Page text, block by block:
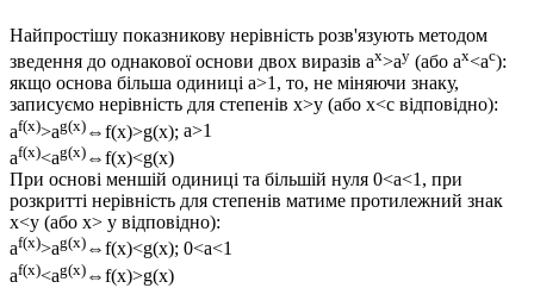
Найпростішу показникову нерівність розв'язують методом
зведення до однакової основи двох виразів ax>ay (або ax<ac):
якщо основа більша одиниці a>1 , то, не міняючи знаку,
записуємо нерівність для степенів x>y (або x<c відповідно):
af(x)>ag(x) ⇔f(x)>g(x); a>1
af(x)<ag(x) ⇔f(x)<g(x)
При основі меншій одиниці та більшій нуля 0<a<1 , при
розкритті нерівність для степенів матиме протилежний знак
x<y (або x> y відповідно):
af(x)>ag(x) ⇔f(x)<g(x); 0<a<1
af(x)<ag(x) ⇔f(x)>g(x)